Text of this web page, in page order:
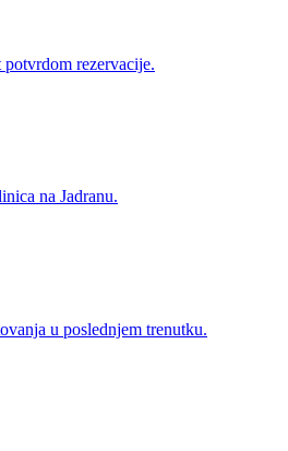
rezervacije.
na Jadranu.
u poslednjem trenutku.